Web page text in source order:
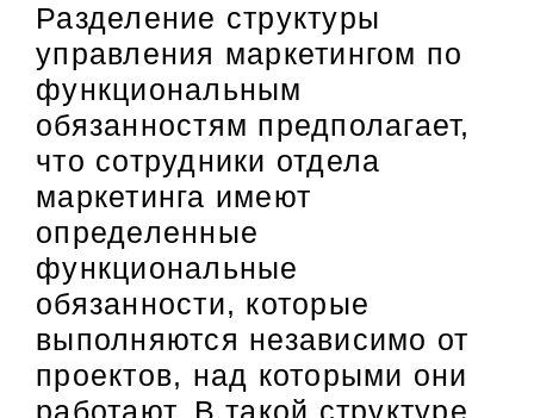
Разделение структуры
управления маркетингом по
функциональным
обязанностям предполагает,
что сотрудники отдела
маркетинга имеют
определенные
функциональные
обязанности, которые
выполняются независимо от
проектов, над которыми они
работают. В такой структуре